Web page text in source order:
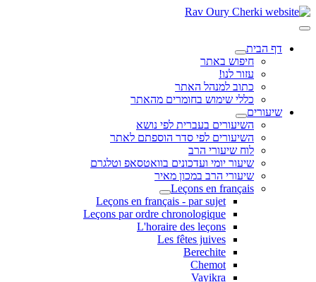
דף הבית
חיפוש באתר
עזור לנו!
כתוב למנהל האתר
כללי שימוש בחומרים מהאתר
שיעורים
השיעורים בעברית לפי נושא
השיעורים לפי סדר הוספתם לאתר
לוח שיעורי הרב
שיעור יומי ועדכונים בוואטסאפ וטלגרם
שיעורי הרב במכון מאיר
Leçons en français
Leçons en français - par sujet
Leçons par ordre chronologique
L'horaire des leçons
Les fêtes juives
Berechite
Chemot
Vayikra